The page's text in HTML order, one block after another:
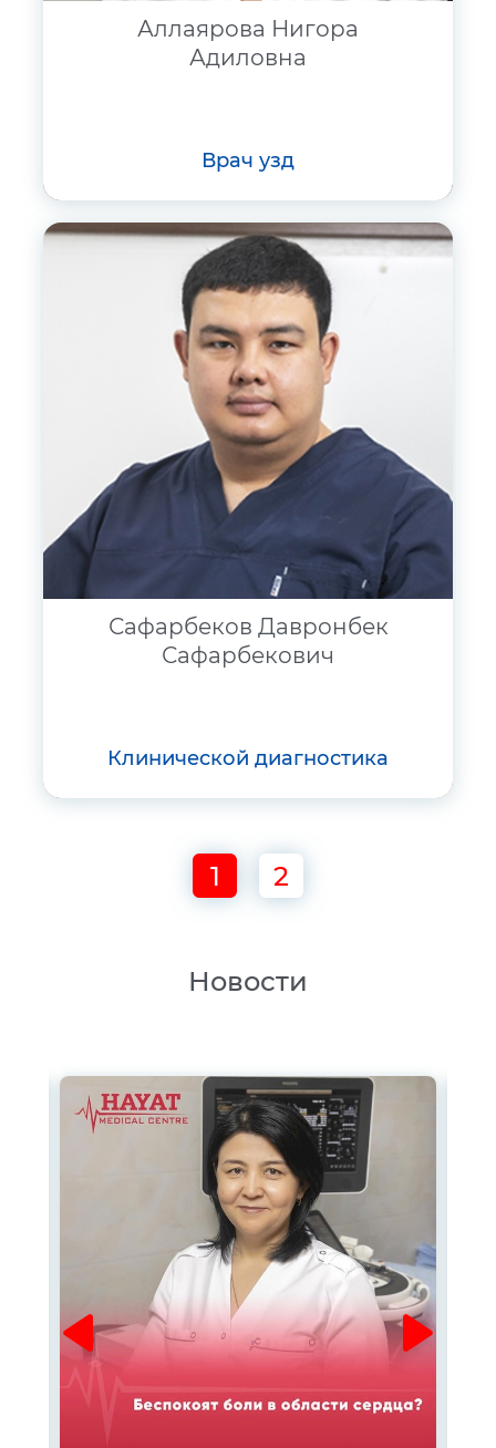
Аллаярова Нигора
Адиловна
врач узд
Сафарбеков Давронбек
Сафарбекович
клинической диагностика
1 2
Новости